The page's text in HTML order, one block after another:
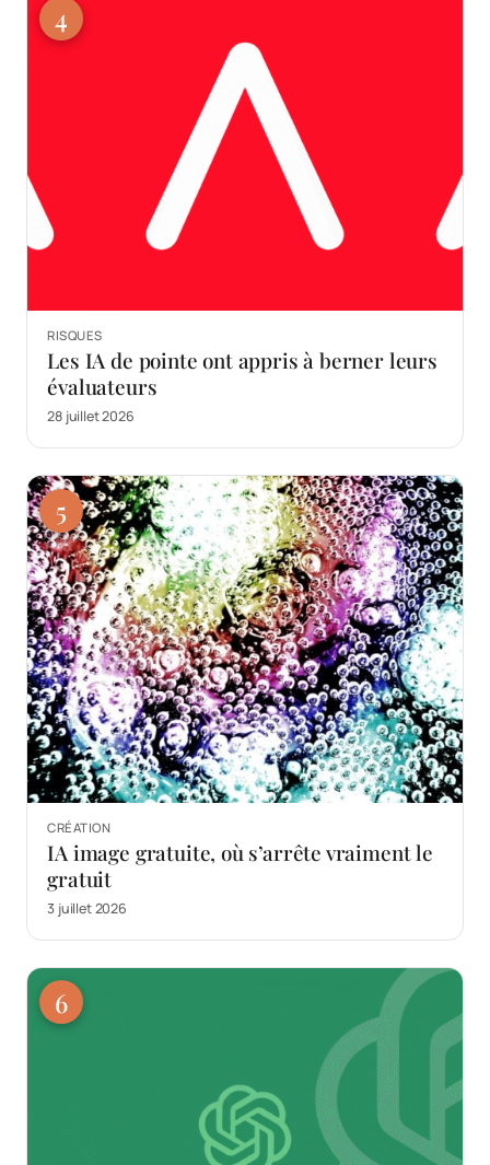
4
RISQUES
Les IA de pointe ont appris à berner leurs
évaluateurs
28 juillet 2026
5
CRÉATION
IA image gratuite, où s’arrête vraiment le
gratuit
3 juillet 2026
6